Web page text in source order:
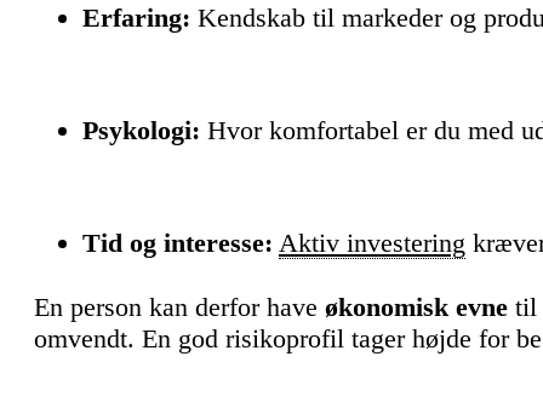
Erfaring: Kendskab til markeder og
Psykologi: Hvor komfortabel er du med
Tid og interesse: Aktiv investering
En person kan derfor have økonomisk evne til
omvendt. En god risikoprofil tager højde for